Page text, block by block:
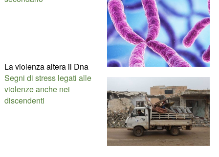
La violenza altera il Dna
Segni di stress legati alle
violenze anche nei
discendenti